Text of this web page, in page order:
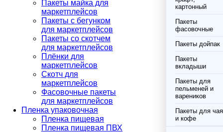
Пакеты майка для
маркетплейсов
Пакеты с бегунком
для маркетплейсов
Пакеты со скотчем
для маркетплейсов
Плёнки для
маркетплейсов
Скотч для
маркетплейсов
Фасовочные пакеты
для маркетплейсов
Пленка упаковочная
Пленка пищевая
Пленка пищевая ПВХ
картонный
Пакеты
фасовочные
Пакеты дойпак
Пакеты
вкладыши
Пакеты для
пельменей и
вареников
Пакеты для чая
и кофе